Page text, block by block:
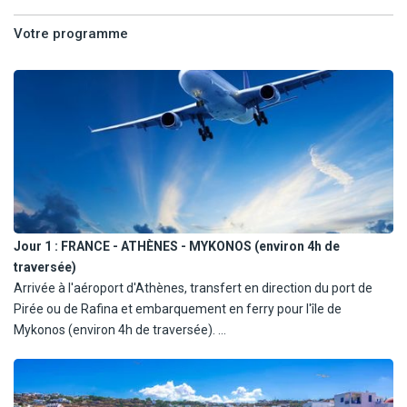
L'île de Mykonos vous séduira avec sa capitale, Chora, ses
maisons blanches, ses ruelles, ses églises, ses moulins à vent et «
La Petite Venise » aux maisons bâties sur la mer et sa vie nocturne
Son architecture traditionnelle, ses petits villages aux ruelles
colorées, ses montagnes et ses plages de sable fin ne vous
laisseront pas de marbre. Une exploration de l'île s'offre à vous
avec les villages de Halki, Filoti, Apiranthos ou encore les Kouros,
grandes statues de marbre.
SANTORIN :
spectaculaire des Cyclades. Depuis Fira, la vue sur le volcan est
extraordinaire. A Oia, vous verrez les maisons traditionnelles
Votre programme
Jour 1 : FRANCE - ATHÈNES - MYKONOS (environ 4h de
traversée)
Arrivée à l'aéroport d'Athènes, transfert en direction du port de
Pirée ou de Rafina et embarquement en ferry pour l'île de
Mykonos (environ 4h de traversée).